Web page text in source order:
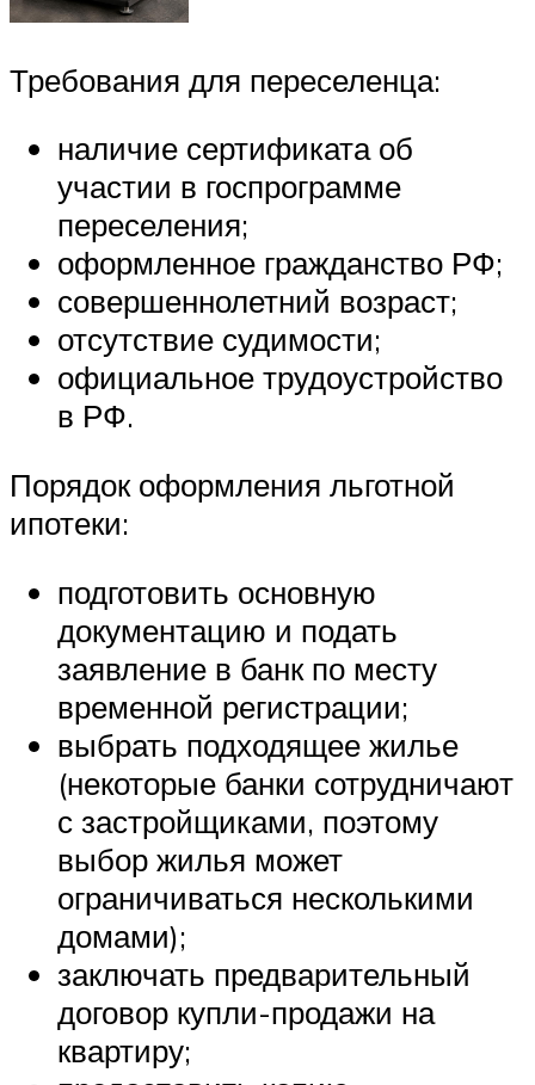
Требования для переселенца:
наличие сертификата об
участии в госпрограмме
переселения;
оформленное гражданство РФ;
совершеннолетний возраст;
отсутствие судимости;
официальное трудоустройство
в РФ.
Порядок оформления льготной
ипотеки:
подготовить основную
документацию и подать
заявление в банк по месту
временной регистрации;
выбрать подходящее жилье
(некоторые банки сотрудничают
с застройщиками, поэтому
выбор жилья может
ограничиваться несколькими
домами);
заключать предварительный
договор купли-продажи на
квартиру;